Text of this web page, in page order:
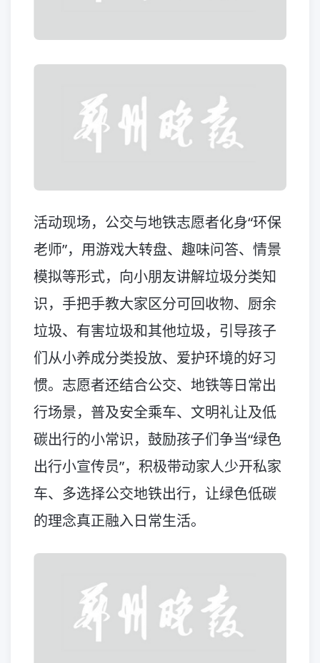
活动现场，公交与地铁志愿者化身“环保
老师”，用游戏大转盘、趣味问答、情景
模拟等形式，向小朋友讲解垃圾分类知
识，手把手教大家区分可回收物、厨余
垃圾、有害垃圾和其他垃圾，引导孩子
们从小养成分类投放、爱护环境的好习
惯。志愿者还结合公交、地铁等日常出
行场景，普及安全乘车、文明礼让及低
碳出行的小常识，鼓励孩子们争当“绿色
出行小宣传员”，积极带动家人少开私家
车、多选择公交地铁出行，让绿色低碳
的理念真正融入日常生活。